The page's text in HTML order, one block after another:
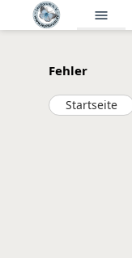
menu
Fehler
Startseite